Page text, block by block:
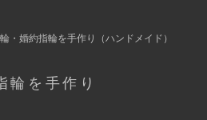
・婚約指輪を手作り （ハンドメイド）
輪を手作り